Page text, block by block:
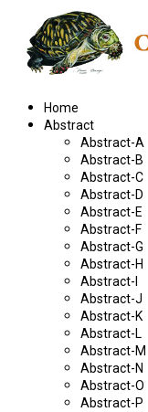
Home
Abstract
Abstract-A
Abstract-B
Abstract-C
Abstract-D
Abstract-E
Abstract-F
Abstract-G
Abstract-H
Abstract-I
Abstract-J
Abstract-K
Abstract-L
Abstract-M
Abstract-N
Abstract-O
Abstract-P